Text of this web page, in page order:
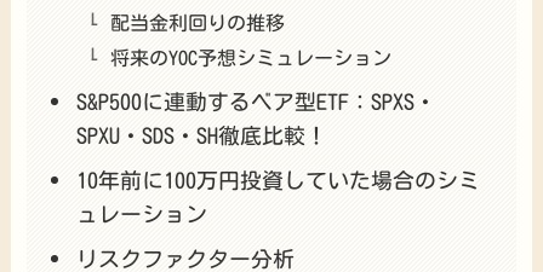
配当金利回りの推移
将来のYOC予想シミュレーション
S&P500に連動するベア型ETF：SPXS・
SPXU・SDS・SH徹底比較！
10年前に100万円投資していた場合のシミ
ュレーション
リスクファクター分析